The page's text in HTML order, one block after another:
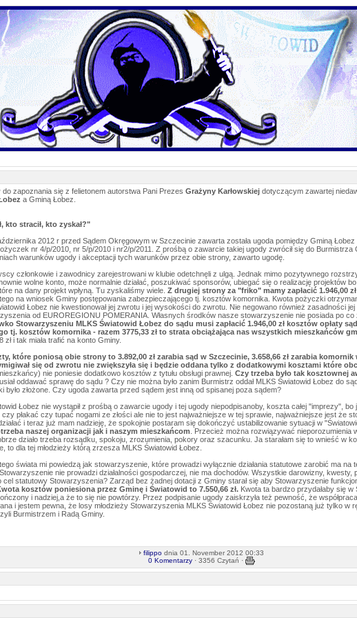
zapoznania się z felietonem autorstwa Pani Prezes Grażyny Karłowskiej dotyczącym zawartej
a Gminą Łobez.
kto stracił, kto zyskał?"
2012 r przed Sądem Okręgowym w Szczecinie zawarta została ugoda pomiędzy Gminą
nr 4/p/2010, nr 5/p/2010 i nr2/p/2011. Z prośbą o zawarcie takiej ugody zwrócił się do Burmistrza
warunków ugody i akceptacji tych warunków przez obie strony, zawarto ugodę.
członkowie i zawodnicy zarejestrowani w klubie odetchnęli z ulgą. Jednak mimo pozytywnego
wolne konto, może normalnie działać, poszukiwać sponsorów, ubiegać się o realizację projektów
na dany projekt wpłyną. Tu zyskaliśmy wiele. Z drugiej strony za "friko" mamy zapłacić 1.946,00 zł
na wniosek Gminy postępowania zabezpieczającego tj. kosztów komornika. Kwota pożyczki
Łobez nie kwestionował jej zwrotu i jej wysokości do zwrotu. Nie negowano również zasadności
od EUROREGIONU POMERANIA. Własnych środków nasze stowarzyszenie nie posiada po co
Stowarzyszeniu MLKS Światowid Łobez do sądu musi zapłacić 1.946,00 zł kosztów opłaty
tj. kosztów komornika - razem 3775,33 zł to strata obciążająca nas wszystkich mieszkańców
i tak miała trafić na konto Gminy.
które poniosą obie strony to 3.892,00 zł zarabia sąd w Szczecinie, 3.658,66 zł zarabia
się od zwrotu nie zwiększyła się i będzie oddana tylko z dodatkowymi kosztami które
nie poniesie dodatkowo kosztów z tytułu obsługi prawnej. Czy trzeba było tak kosztownej
oddawać sprawę do sądu ? Czy nie można było zanim Burmistrz oddał MLKS Światowid Łobez do
było złożone. Czy ugoda zawarta przed sądem jest inną od spisanej poza sądem?
Łobez nie wystąpił z prośbą o zawarcie ugody i tej ugody niepodpisanoby, koszta całej "imprezy",
czy płakać czy tupać nogami ze złości ale nie to jest najważniejsze w tej sprawie, najważniejsze jest że
i teraz już mam nadzieję, że spokojnie postaram się dokończyć ustabilizowanie sytuacji w
naszej organizacji jak i naszym mieszkańcom . Przecież można rozwiązywać
działo trzeba rozsądku, spokoju, zrozumienia, pokory oraz szacunku. Ja starałam się to wnieść w
to dla tej młodzieży którą zrzesza MLKS Światowid Łobez.
świata mi powiedzą jak stowarzyszenie, które prowadzi wyłącznie działania statutowe zarobić ma na
nie prowadzi działalności gospodarczej, nie ma dochodów. Wszystkie darowizny,
statutowy Stowarzyszenia? Zarząd bez żadnej dotacji z Gminy starał się aby Stowarzyszenie
kosztów poniesiona przez Gminę i Światowid to 7.550,66 zł. Kwota ta bardzo przydałaby się
i nadziej,a że to się nie powtórzy. Przez podpisanie ugody zaiskrzyła też pewność, że
i jestem pewna, że losy młodzieży Stowarzyszenia MLKS Światowid Łobez nie pozostaną już tylko w
Burmistrzem i Radą Gminy.
filippo dnia 01. November 2012 00:33
0 Komentarzy· 3356 Czytań ·